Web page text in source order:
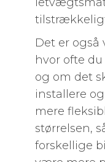
Det er
hvor ofte
og om det
installere
mere
størrelsen,
forskellige